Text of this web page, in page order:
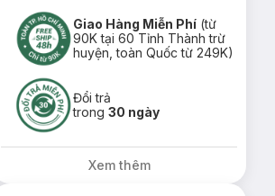
Giao Hàng Miễn Phí (từ
90K tại 60 Tỉnh Thành trừ
huyện, toàn Quốc từ 249K)
Đổi trả
trong30 ngày
Xem thêm